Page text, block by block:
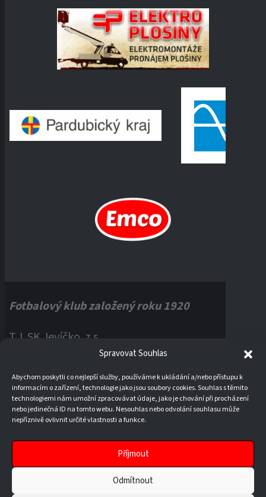
Spravovat Souhlas
Abychom poskytli co nejlepší služby, používáme k ukládání a/nebo přístupu k
informacím o zařízení, technologie jako jsou soubory cookies. Souhlas s těmito
technologiemi nám umožní zpracovávat údaje, jako je chování při procházení
nebo jedinečná ID na tomto webu. Nesouhlas nebo odvolání souhlasu může
nepříznivě ovlivnit určité vlastnosti a funkce.
Příjmout
Odmítnout
Fotbalový klub založený roku 1920
T.J. SK Jevíčko, z.s.
IČO:60121670